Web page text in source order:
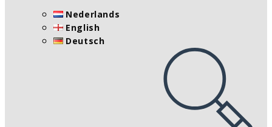
Nederlands
English
Deutsch